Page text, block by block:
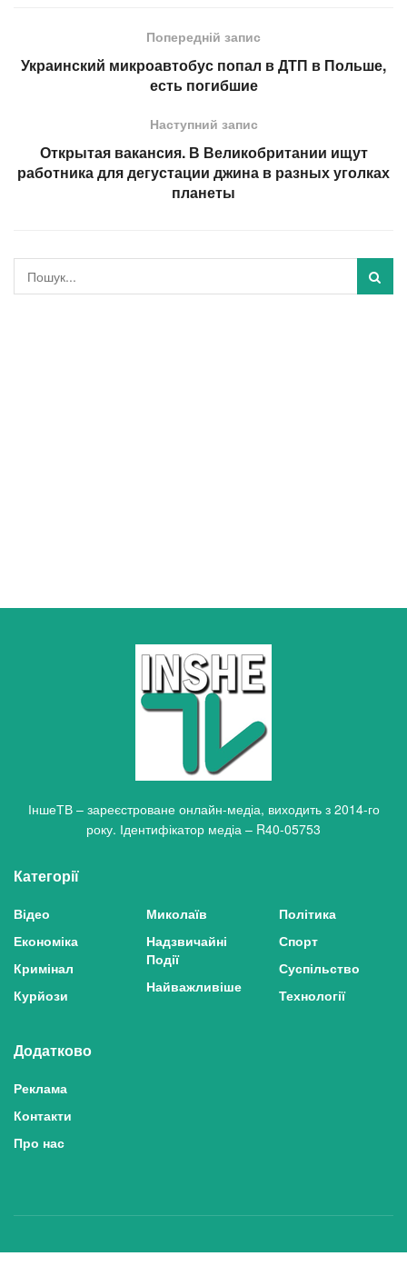
Попередній запис
Украинский микроавтобус попал в ДТП в Польше,
есть погибшие
Наступний запис
Открытая вакансия. В Великобритании ищут
работника для дегустации джина в разных уголках
планеты
ІншеТВ – зареєстроване онлайн-медіа, виходить з 2014-го
року. Ідентифікатор медіа – R40-05753
Категорії
Відео
Економіка
Кримінал
Курйози
Миколаїв
Надзвичайні
Події
Найважливіше
Політика
Спорт
Суспільство
Технології
Додатково
Реклама
Контакти
Про нас
Політика конфіденційності та захисту персональних даних